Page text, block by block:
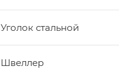
Уголок стальной
Швеллер